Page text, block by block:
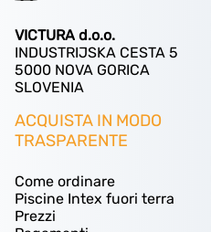
VICTURA d.o.o.
INDUSTRIJSKA CESTA 5
5000 NOVA GORICA
SLOVENIA
ACQUISTA IN MODO
TRASPARENTE
Come ordinare
Piscine Intex fuori terra
Prezzi